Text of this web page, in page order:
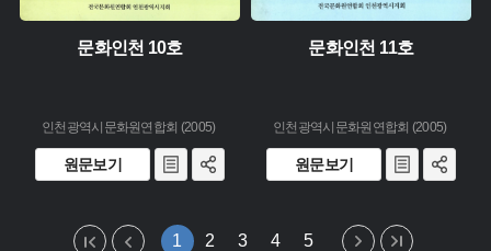
문화인천 10호
인천광역시문화원연합회 (2005)
원문보기
문화인천 11호
인천광역시문화원연합회 (2005)
원문보기
1 2 3 4 5